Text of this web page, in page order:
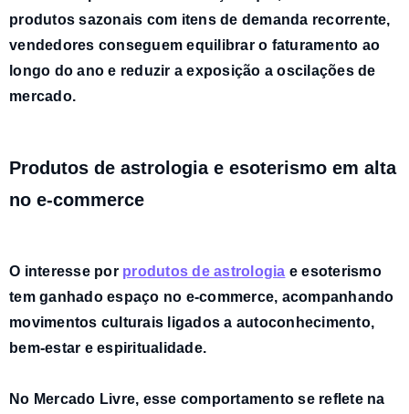
produtos sazonais com itens de demanda recorrente,
vendedores conseguem equilibrar o faturamento ao
longo do ano e reduzir a exposição a oscilações de
mercado.
Produtos de astrologia e esoterismo em alta
no e-commerce
O interesse por produtos de astrologia e esoterismo
tem ganhado espaço no e-commerce, acompanhando
movimentos culturais ligados a autoconhecimento,
bem-estar e espiritualidade.
No Mercado Livre, esse comportamento se reflete na